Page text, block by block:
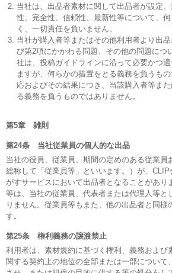
当社は、出品者素材に関して出品者が設定
性、完全性、信頼性、最新性等について、
く、一切責任を負いません。
当社が購入者等またはその他利用者より出
び第2項にかかわる問題、その他の問題につ
社は、投稿ガイドラインに沿って必要かつ
ますが、何らかの措置をとる義務を負うも
応およびその結果につき、当該購入者等ま
る義務を負うものではありません。
第5章 雑則
第24条 当社従業員の個人的な出品
当社の役員、従業員、期間の定めのある従業員
総称して「従業員等」といいます。）が、CLIP
がすサービスにおいて出品者となることがあり
等は、当社の従業員、代表者または代理人等と
りません。従業員等もまた、他の出品者と同様
す。
第25条 権利義務の譲渡禁止
利用者は、素材規約に基づく権利、義務および
関する契約上の地位の全部または一部について